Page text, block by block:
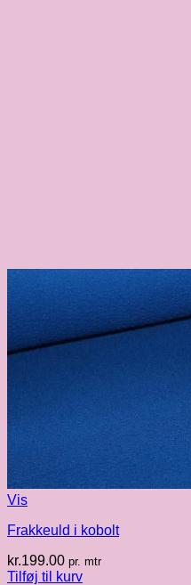
Vis
Frakkeuld i kobolt
kr.199.00 pr. mtr
Tilføj til kurv